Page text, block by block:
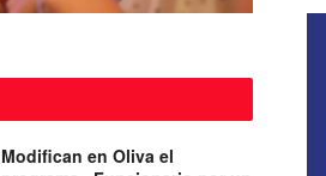
Modifican en Oliva el